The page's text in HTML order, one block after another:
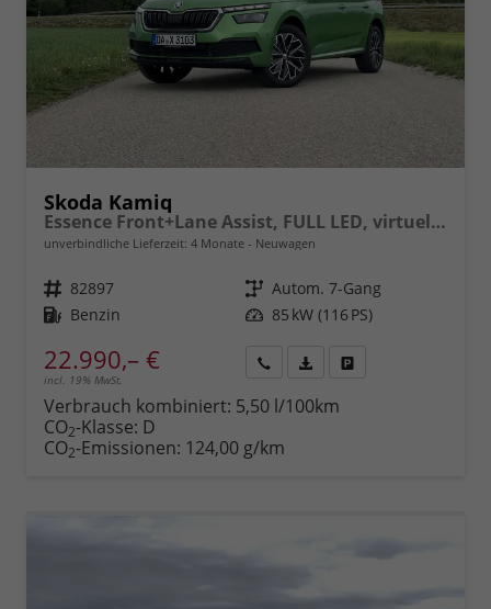
Skoda Kamiq
Essence Front+Lane Assist, FULL LED, virtuelles Cockpit, , Klima, Parksensoren, ISOFIX, el. Fensterheber vorn uvm.
unverbindliche Lieferzeit: 4 Monate Neuwagen
Fahrzeugnr. 82897 Getriebe Autom. 7-Gang
Kraftstoff Benzin Leistung 85 kW (116 PS)
22.990,– €
incl. 19% MwSt.
anfordern
Datei,
Verbrauch kombiniert: 5,50 l/100km
CO2-Klasse: D
CO2-Emissionen: 124,00 g/km